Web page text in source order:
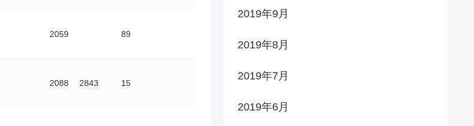
2059 89
2088 2843 15
2019年9月
2019年8月
2019年7月
2019年6月